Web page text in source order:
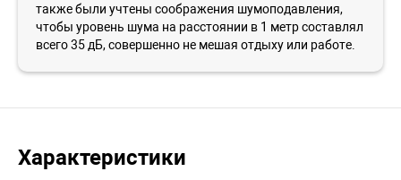
также были учтены соображения шумоподавления,
чтобы уровень шума на расстоянии в 1 метр составлял
всего 35 дБ, совершенно не мешая отдыху или работе.
Характеристики